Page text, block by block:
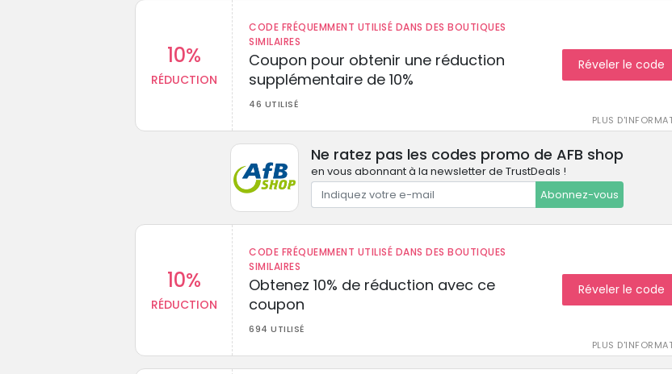
10%
RÉDUCTION
CODE FRÉQUEMMENT UTILISÉ DANS DES BOUTIQUES
SIMILAIRES
Coupon pour obtenir une réduction
supplémentaire de 10%
46 UTILISÉ
PLUS
Réveler le code
Ne ratez pas les codes promo de AFB shop
en vous abonnant à la newsletter de TrustDeals !
Abonnez-vous
10%
RÉDUCTION
CODE FRÉQUEMMENT UTILISÉ DANS DES BOUTIQUES
SIMILAIRES
Obtenez 10% de réduction avec ce
coupon
694 UTILISÉ
PLUS
Réveler le code